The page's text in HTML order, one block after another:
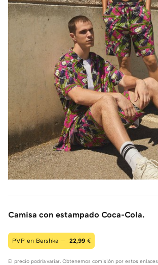
Camisa con estampado Coca-Cola.
PVP en Bershka — 22,99 €
El precio podría variar. Obtenemos comisión por estos enlaces